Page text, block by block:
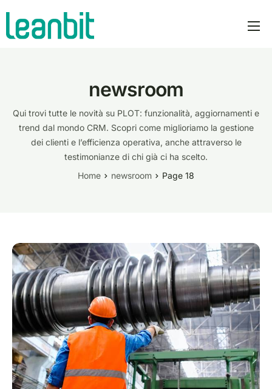
azienda
manifesto
newsroom
Qui trovi tutte le novità su PLOT: funzionalità, aggiornamenti e
trend dal mondo CRM. Scopri come miglioriamo la gestione
dei clienti e l’efficienza operativa, anche attraverso le
testimonianze di chi già ci ha scelto.
Home
newsroom Page 18